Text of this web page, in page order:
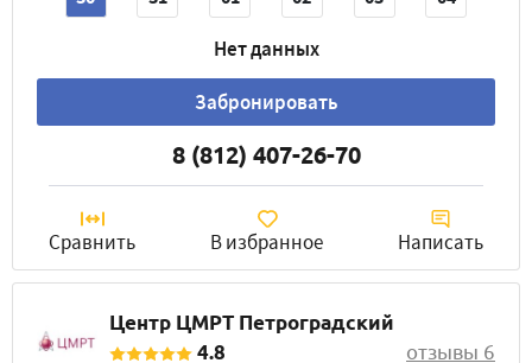
Нет данных
Забронировать
8 (812) 407-26-70
Сравнить В избранное Написать
Центр ЦМРТ Петроградский
4.8
отзывы 6